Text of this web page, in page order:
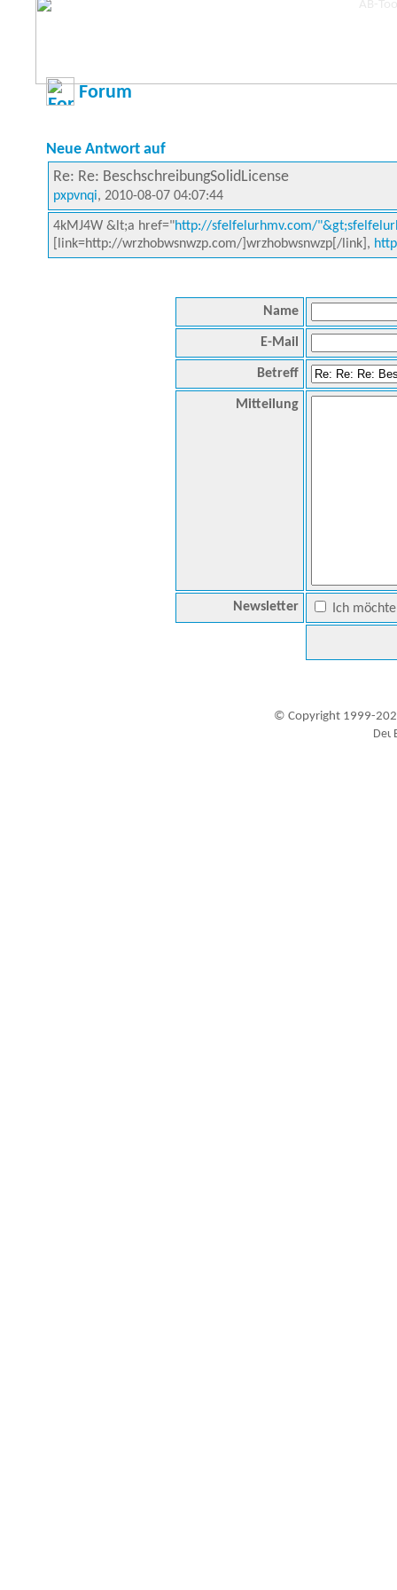
Forum
Neue Antwort auf
Re: Re: BeschschreibungSolidLicense
pxpvnqi, 2010-08-07 04:07:44
4kMJ4W &lt;a href="http://sfelfelurhmv.com/
[link=http://wrzhobwsnwzp.com/]wrzhobwsnwzp[/link],
Name
E-Mail
Betreff
Mitteilung
Newsletter Ich
© Copyright 1999-